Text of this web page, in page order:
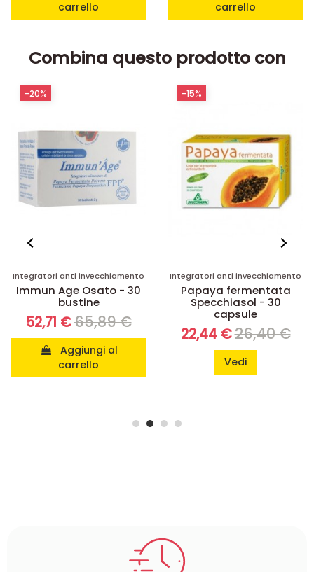
carrello
carrello
Combina questo prodotto con
Integratori anti invecchiamento
Immun Age Osato - 30
bustine
52,71 €65,89 €
carrello
-20%
Integratori anti invecchiamento
Papaya fermentata
Specchiasol - 30
capsule
22,44 €26,40 €
Vedi
-15%